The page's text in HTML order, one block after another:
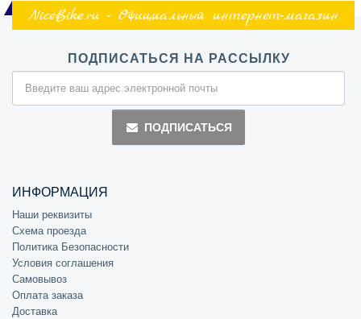
NiceBike.ru - Официальный интернет-магазин
ПОДПИСАТЬСЯ НА РАССЫЛКУ
ПОДПИСАТЬСЯ
ИНФОРМАЦИЯ
Наши реквизиты
Схема проезда
Политика Безопасности
Условия соглашения
Самовывоз
Оплата заказа
Доставка